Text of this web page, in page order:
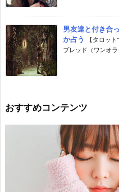
男友達と付き合
か占う
【タロッ
プレッド（ワンオ
おすすめコンテンツ